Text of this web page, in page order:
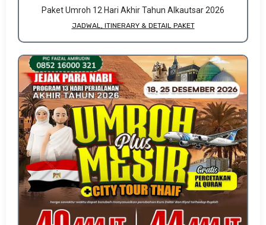
Paket Umroh 12 Hari Akhir Tahun Alkautsar 2026
JADWAL, ITINERARY & DETAIL PAKET